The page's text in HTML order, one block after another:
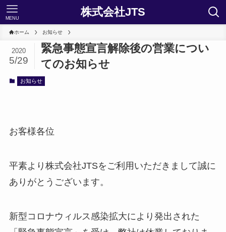
株式会社JTS
MENU
ホーム お知らせ
緊急事態宣言解除後の営業につい
てのお知らせ
2020
5/29
お知らせ
お客様各位
平素より株式会社JTSをご利用いただきまして誠に
ありがとうございます。
新型コロナウィルス感染拡大により発出された